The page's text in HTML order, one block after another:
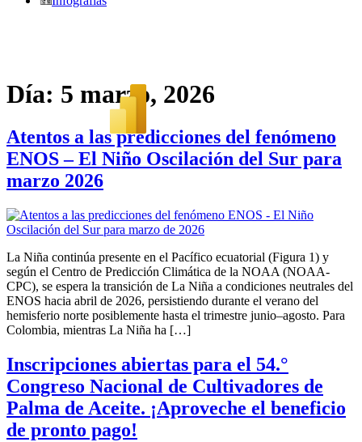
Día: 5 marzo, 2026
Atentos a las predicciones del fenómeno
ENOS – El Niño Oscilación del Sur para
marzo 2026
La Niña continúa presente en el Pacífico ecuatorial (Figura 1) y
según el Centro de Predicción Climática de la NOAA (NOAA-
CPC), se espera la transición de La Niña a condiciones neutrales del
ENOS hacia abril de 2026, persistiendo durante el verano del
hemisferio norte posiblemente hasta el trimestre junio–agosto. Para
Colombia, mientras La Niña ha […]
Inscripciones abiertas para el 54.°
Congreso Nacional de Cultivadores de
Palma de Aceite. ¡Aproveche el beneficio
de pronto pago!